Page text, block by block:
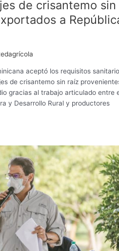
de crisantemo sin
a
aceptó los requisitos
de crisantemo sin raíz
gracias al trabajo articulado entre
y Desarrollo Rural y productores